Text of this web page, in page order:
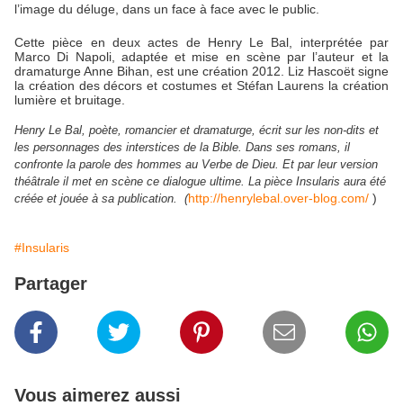
l’image du déluge, dans un face à face avec le public.
Cette pièce en deux actes de Henry Le Bal, interprétée par
Marco Di Napoli, adaptée et mise en scène par l’auteur et la
dramaturge Anne Bihan, est une création 2012. Liz Hascoët signe
la création des décors et costumes et Stéfan Laurens la création
lumière et bruitage.
Henry Le Bal, poète, romancier et dramaturge, écrit sur les non-dits et
les personnages des interstices de la Bible. Dans ses romans, il
confronte la parole des hommes au Verbe de Dieu. Et par leur version
théâtrale il met en scène ce dialogue ultime. La pièce Insularis aura été
créée et jouée à sa publication.
(http://henrylebal.over-blog.com/ )
#Insularis
Partager
Vous aimerez aussi